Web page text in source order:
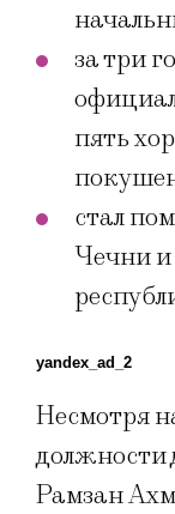
за три
пять
стал
Чечни и
yandex_ad_2
Несмотря
должности
Рамзан